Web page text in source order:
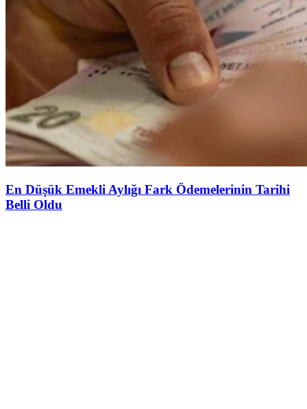
En Düşük Emekli Aylığı Fark Ödemelerinin Tarihi
Belli Oldu